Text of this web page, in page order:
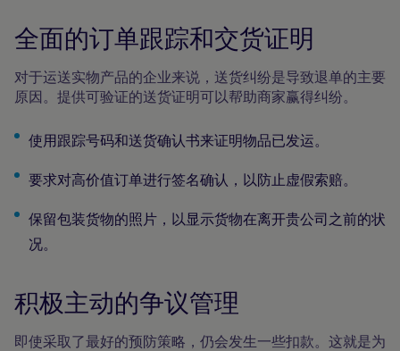
全面的订单跟踪和交货证明
对于运送实物产品的企业来说，送货纠纷是导致退单的主要
原因。提供可验证的送货证明可以帮助商家赢得纠纷。
使用跟踪号码和送货确认书来证明物品已发运。
要求对高价值订单进行签名确认，以防止虚假索赔。
保留包装货物的照片，以显示货物在离开贵公司之前的状
况。
积极主动的争议管理
即使采取了最好的预防策略，仍会发生一些扣款。这就是为